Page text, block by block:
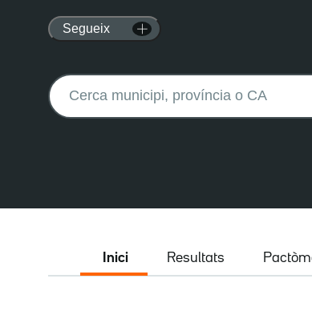
Segueix
Buscar:
Inici Resultats